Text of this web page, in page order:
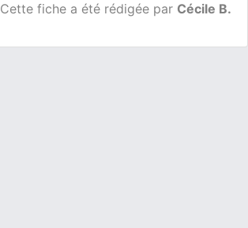
Cette fiche a été rédigée par Cécile B.